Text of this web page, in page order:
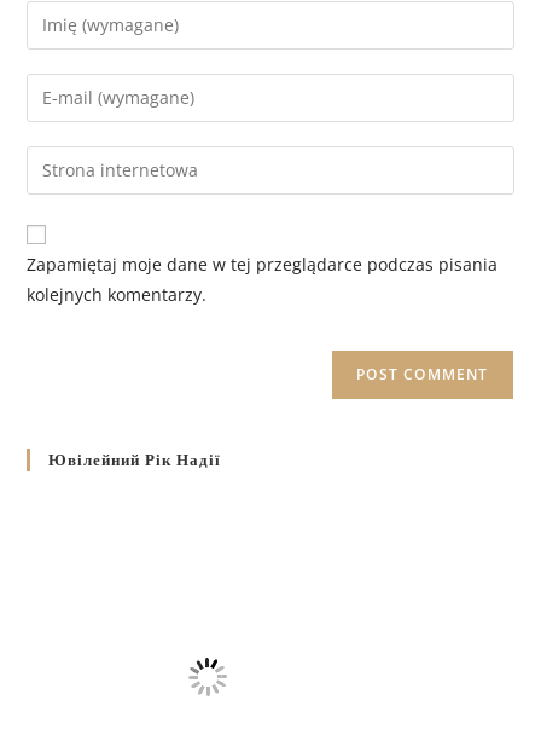
Zapamiętaj moje dane w tej przeglądarce podczas pisania
kolejnych komentarzy.
Ювілейний Рік Надії